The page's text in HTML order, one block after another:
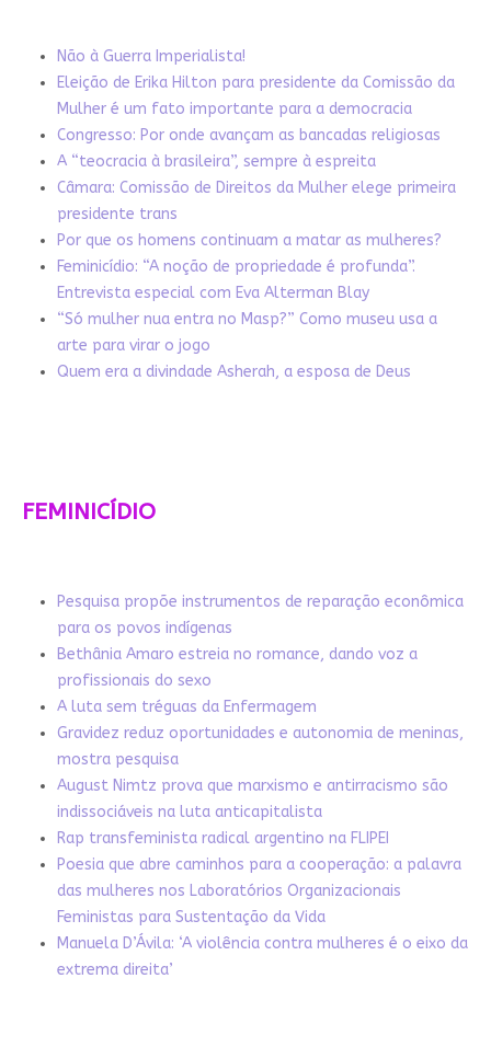
Não à Guerra Imperialista!
Eleição de Erika Hilton para presidente da Comissão da
Mulher é um fato importante para a democracia
Congresso: Por onde avançam as bancadas religiosas
A “teocracia à brasileira”, sempre à espreita
Câmara: Comissão de Direitos da Mulher elege primeira
presidente trans
Por que os homens continuam a matar as mulheres?
Feminicídio: “A noção de propriedade é profunda”.
Entrevista especial com Eva Alterman Blay
“Só mulher nua entra no Masp?” Como museu usa a
arte para virar o jogo
Quem era a divindade Asherah, a esposa de Deus
FEMINICÍDIO
Pesquisa propõe instrumentos de reparação econômica
para os povos indígenas
Bethânia Amaro estreia no romance, dando voz a
profissionais do sexo
A luta sem tréguas da Enfermagem
Gravidez reduz oportunidades e autonomia de meninas,
mostra pesquisa
August Nimtz prova que marxismo e antirracismo são
indissociáveis na luta anticapitalista
Rap transfeminista radical argentino na FLIPEI
Poesia que abre caminhos para a cooperação: a palavra
das mulheres nos Laboratórios Organizacionais
Feministas para Sustentação da Vida
Manuela D’Ávila: ‘A violência contra mulheres é o eixo da
extrema direita’